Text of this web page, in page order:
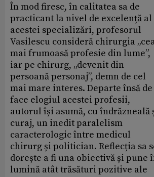
În mod firesc, în calitatea sa de
practicant la nivel de excelență al
acestei specializări, profesorul
Vasilescu consideră chirurgia
mai frumoasă profesie din lume”,
iar pe chirurg, „devenit din
persoană personaj”, demn de cel
mai mare interes. Departe însă de
face elogiul acestei profesii,
autorul își asumă, cu îndrăzneală
curaj, un inedit paralelism
caracterologic între medicul
chirurg și politician. Reflecția sa
dorește a fi una obiectivă și pune
lumină atât trăsături pozitive ale